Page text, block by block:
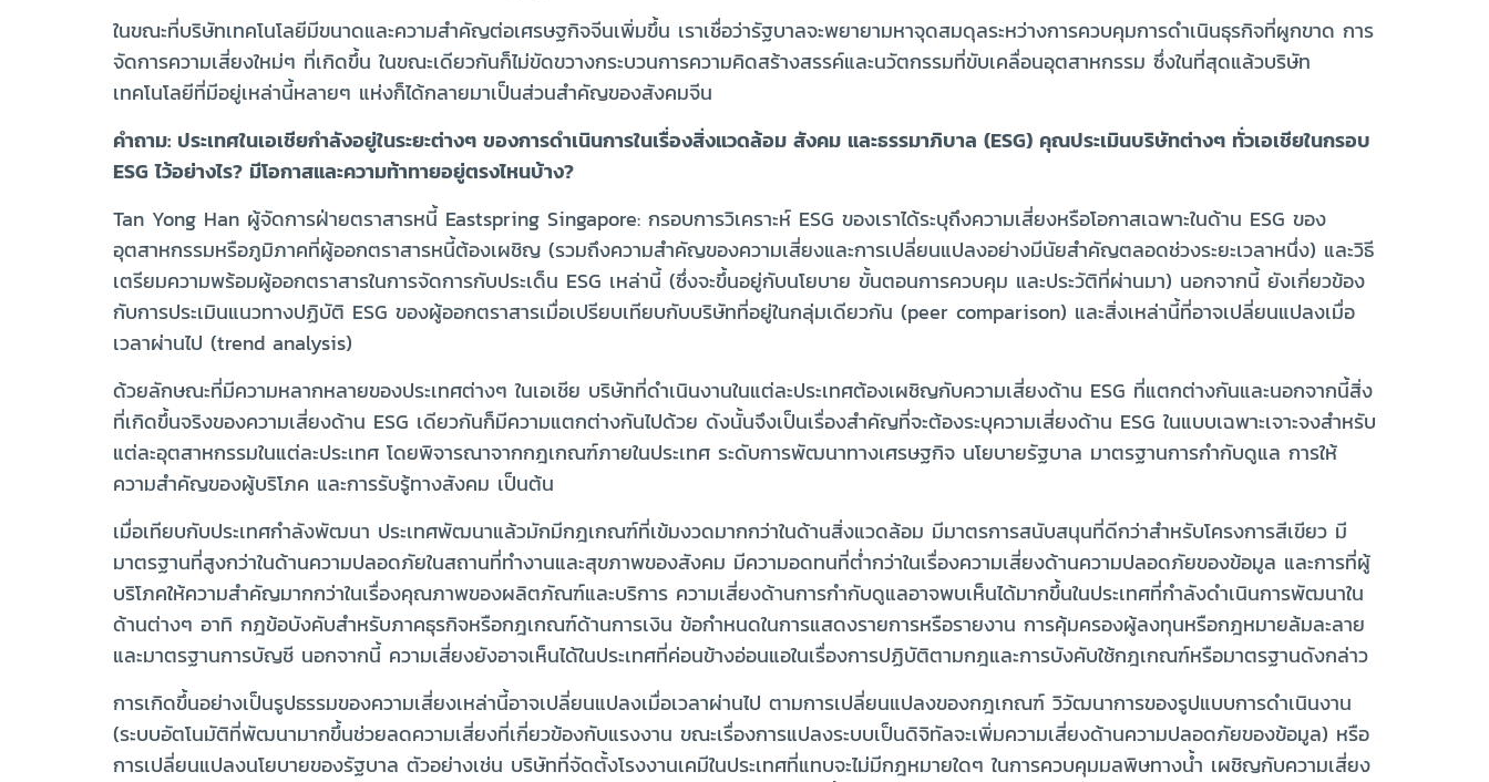
ในขณะที่บริษัทเทคโนโลยีมีขนาดและความสำคัญต่อเศรษฐกิจจีนเพิ่มขึ้น เราเชื่อว่ารัฐบาลจะพยายามหาจุดสมดุลระหว่างการควบคุมการดำเนินธุรกิจที่ผูกขาด การ
จัดการความเสี่ยงใหม่ๆ ที่เกิดขึ้น ในขณะเดียวกันก็ไม่ขัดขวางกระบวนการความคิดสร้างสรรค์และนวัตกรรมที่ขับเคลื่อนอุตสาหกรรม ซึ่งในที่สุดแล้วบริษัท
เทคโนโลยีที่มีอยู่เหล่านี้หลายๆ แห่งก็ได้กลายมาเป็นส่วนสำคัญของสังคมจีน
คำถาม: ประเทศในเอเชียกำลังอยู่ในระยะต่างๆ ของการดำเนินการในเรื่องสิ่งแวดล้อม สังคม และธรรมาภิบาล (ESG) คุณประเมินบริษัทต่างๆ ทั่วเอเชียในกรอบ
ESG ไว้อย่างไร? มีโอกาสและความท้าทายอยู่ตรงไหนบ้าง?
Tan Yong Han ผู้จัดการฝ่ายตราสารหนี้ Eastspring Singapore: กรอบการวิเคราะห์ ESG ของเราได้ระบุถึงความเสี่ยงหรือโอกาสเฉพาะในด้าน ESG ของ
อุตสาหกรรมหรือภูมิภาคที่ผู้ออกตราสารหนี้ต้องเผชิญ (รวมถึงความสำคัญของความเสี่ยงและการเปลี่ยนแปลงอย่างมีนัยสำคัญตลอดช่วงระยะเวลาหนึ่ง) และวิธี
เตรียมความพร้อมผู้ออกตราสารในการจัดการกับประเด็น ESG เหล่านี้ (ซึ่งจะขึ้นอยู่กับนโยบาย ขั้นตอนการควบคุม และประวัติที่ผ่านมา) นอกจากนี้ ยังเกี่ยวข้อง
กับการประเมินแนวทางปฏิบัติ ESG ของผู้ออกตราสารเมื่อเปรียบเทียบกับบริษัทที่อยู่ในกลุ่มเดียวกัน (peer comparison) และสิ่งเหล่านี้ที่อาจเปลี่ยนแปลงเมื่อ
เวลาผ่านไป (trend analysis)
ด้วยลักษณะที่มีความหลากหลายของประเทศต่างๆ ในเอเชีย บริษัทที่ดำเนินงานในแต่ละประเทศต้องเผชิญกับความเสี่ยงด้าน ESG ที่แตกต่างกันและนอกจากนี้สิ่ง
ที่เกิดขึ้นจริงของความเสี่ยงด้าน ESG เดียวกันก็มีความแตกต่างกันไปด้วย ดังนั้นจึงเป็นเรื่องสำคัญที่จะต้องระบุความเสี่ยงด้าน ESG ในแบบเฉพาะเจาะจงสำหรับ
แต่ละอุตสาหกรรมในแต่ละประเทศ โดยพิจารณาจากกฎเกณฑ์ภายในประเทศ ระดับการพัฒนาทางเศรษฐกิจ นโยบายรัฐบาล มาตรฐานการกำกับดูแล การให้
ความสำคัญของผู้บริโภค และการรับรู้ทางสังคม เป็นต้น
เมื่อเทียบกับประเทศกำลังพัฒนา ประเทศพัฒนาแล้วมักมีกฎเกณฑ์ที่เข้มงวดมากกว่าในด้านสิ่งแวดล้อม มีมาตรการสนับสนุนที่ดีกว่าสำหรับโครงการสีเขียว มี
มาตรฐานที่สูงกว่าในด้านความปลอดภัยในสถานที่ทำงานและสุขภาพของสังคม มีความอดทนที่ต่ำกว่าในเรื่องความเสี่ยงด้านความปลอดภัยของข้อมูล และการที่ผู้
บริโภคให้ความสำคัญมากกว่าในเรื่องคุณภาพของผลิตภัณฑ์และบริการ ความเสี่ยงด้านการกำกับดูแลอาจพบเห็นได้มากขึ้นในประเทศที่กำลังดำเนินการพัฒนาใน
ด้านต่างๆ อาทิ กฎข้อบังคับสำหรับภาคธุรกิจหรือกฎเกณฑ์ด้านการเงิน ข้อกำหนดในการแสดงรายการหรือรายงาน การคุ้มครองผู้ลงทุนหรือกฎหมายล้มละลาย
และมาตรฐานการบัญชี นอกจากนี้ ความเสี่ยงยังอาจเห็นได้ในประเทศที่ค่อนข้างอ่อนแอในเรื่องการปฏิบัติตามกฎและการบังคับใช้กฎเกณฑ์หรือมาตรฐานดังกล่าว
การเกิดขึ้นอย่างเป็นรูปธรรมของความเสี่ยงเหล่านี้อาจเปลี่ยนแปลงเมื่อเวลาผ่านไป ตามการเปลี่ยนแปลงของกฎเกณฑ์ วิวัฒนาการของรูปแบบการดำเนินงาน
(ระบบอัตโนมัติที่พัฒนามากขึ้นช่วยลดความเสี่ยงที่เกี่ยวข้องกับแรงงาน ขณะเรื่องการแปลงระบบเป็นดิจิทัลจะเพิ่มความเสี่ยงด้านความปลอดภัยของข้อมูล) หรือ
การเปลี่ยนแปลงนโยบายของรัฐบาล ตัวอย่างเช่น บริษัทที่จัดตั้งโรงงานเคมีในประเทศที่แทบจะไม่มีกฎหมายใดๆ ในการควบคุมมลพิษทางน้ำ เผชิญกับความเสี่ยง